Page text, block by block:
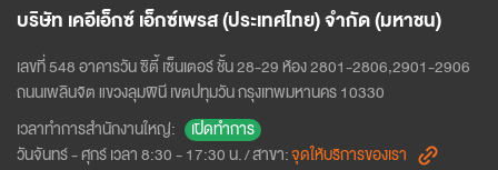
บริษัท เคอีเอ็กซ์ เอ็กซ์เพรส (ประเทศไทย) จำกัด (มหาชน)
เลขที่ 548 อาคารวัน ซิตี้ เซ็นเตอร์ ชั้น 28-29 ห้อง 2801-2806,2901-2906
ถนนเพลินจิต แขวงลุมพินี เขตปทุมวัน กรุงเทพมหานคร 10330
เวลาทำการสำนักงานใหญ่:
เปิดทำการ
วันจันทร์ - ศุกร์ เวลา 8:30 - 17:30 น./สาขา:จุดให้บริการของเรา